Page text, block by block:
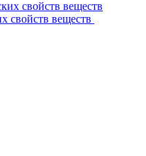
свойств веществ